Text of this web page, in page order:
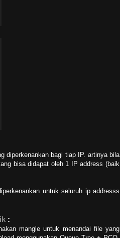
diperkenankan bagi tiap IP. artinya bila
bisa didapat oleh 1 IP address (baik
untuk seluruh ip addresss
:
mangle untuk menandai file yang